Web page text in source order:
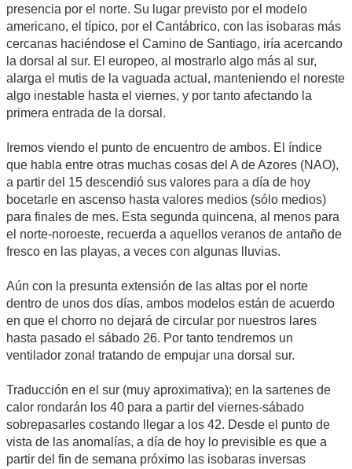
presencia por el norte. Su lugar previsto por el modelo
americano, el típico, por el Cantábrico, con las isobaras más
cercanas haciéndose el Camino de Santiago, iría acercando
la dorsal al sur. El europeo, al mostrarlo algo más al sur,
alarga el mutis de la vaguada actual, manteniendo el noreste
algo inestable hasta el viernes, y por tanto afectando la
primera entrada de la dorsal.
Iremos viendo el punto de encuentro de ambos. El índice
que habla entre otras muchas cosas del A de Azores (NAO),
a partir del 15 descendió sus valores para a día de hoy
bocetarle en ascenso hasta valores medios (sólo medios)
para finales de mes. Esta segunda quincena, al menos para
el norte-noroeste, recuerda a aquellos veranos de antaño de
fresco en las playas, a veces con algunas lluvias.
Aún con la presunta extensión de las altas por el norte
dentro de unos dos días, ambos modelos están de acuerdo
en que el chorro no dejará de circular por nuestros lares
hasta pasado el sábado 26. Por tanto tendremos un
ventilador zonal tratando de empujar una dorsal sur.
Traducción en el sur (muy aproximativa); en la sartenes de
calor rondarán los 40 para a partir del viernes-sábado
sobrepasarles costando llegar a los 42. Desde el punto de
vista de las anomalías, a día de hoy lo previsible es que a
partir del fin de semana próximo las isobaras inversas